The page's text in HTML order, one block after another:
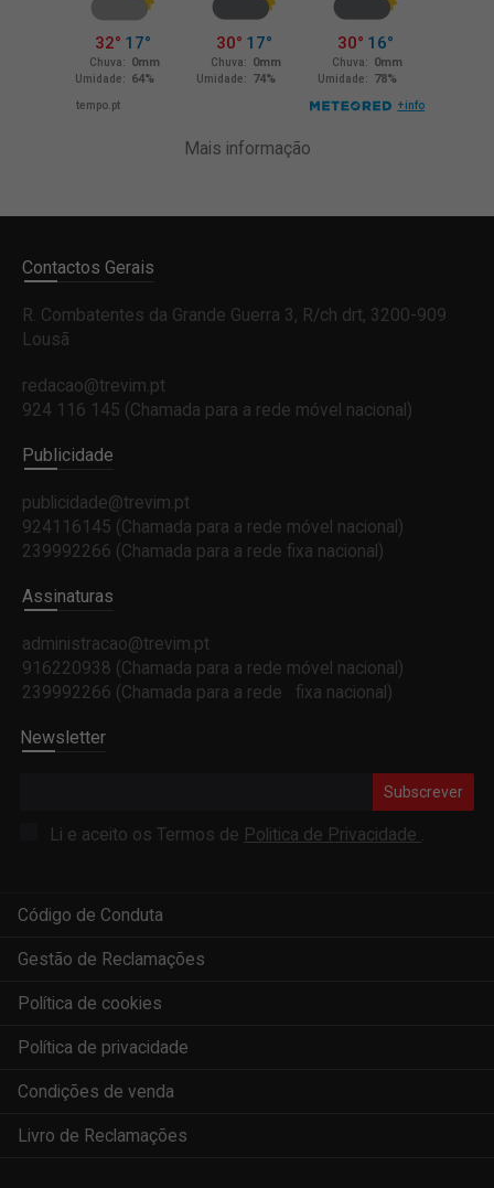
Mais informação
Contactos Gerais
R. Combatentes da Grande Guerra 3, R/ch drt, 3200-909
Lousã
redacao@trevim.pt
924 116 145 (Chamada para a rede móvel nacional)
Publicidade
publicidade@trevim.pt
924116145 (Chamada para a rede móvel nacional)
239992266 (Chamada para a rede fixa nacional)
Assinaturas
administracao@trevim.pt
916220938 (Chamada para a rede móvel nacional)
239992266 (Chamada para a rede fixa nacional)
Newsletter
Subscrever
Li e aceito os Termos de Politica de Privacidade .
Código de Conduta
Gestão de Reclamações
Política de cookies
Política de privacidade
Condições de venda
Livro de Reclamações